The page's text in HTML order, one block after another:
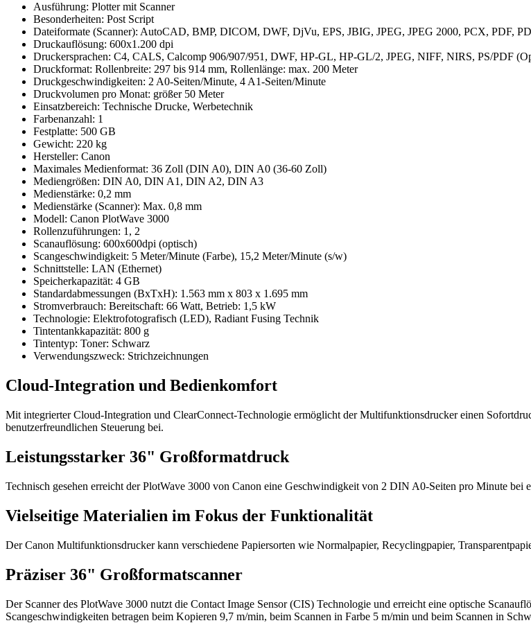
Ausführung: Plotter mit Scanner
Besonderheiten: Post Script
Dateiformate (Scanner): AutoCAD, BMP, DICOM, DWF, DjVu, EPS, JBIG, JPEG, JPEG 2000, PCX, PDF,
Druckauflösung: 600x1.200 dpi
Druckersprachen: C4, CALS, Calcomp 906/907/951, DWF, HP-GL, HP-GL/2, JPEG, NIFF, NIRS, PS/PDF
Druckformat: Rollenbreite: 297 bis 914 mm, Rollenlänge: max. 200 Meter
Druckgeschwindigkeiten: 2 A0-Seiten/Minute, 4 A1-Seiten/Minute
Druckvolumen pro Monat: größer 50 Meter
Einsatzbereich: Technische Drucke, Werbetechnik
Farbenanzahl: 1
Festplatte: 500 GB
Gewicht: 220 kg
Hersteller: Canon
Maximales Medienformat: 36 Zoll (DIN A0), DIN A0 (36-60 Zoll)
Mediengrößen: DIN A0, DIN A1, DIN A2, DIN A3
Medienstärke: 0,2 mm
Medienstärke (Scanner): Max. 0,8 mm
Modell: Canon PlotWave 3000
Rollenzuführungen: 1, 2
Scanauflösung: 600x600dpi (optisch)
Scangeschwindigkeit: 5 Meter/Minute (Farbe), 15,2 Meter/Minute (s/w)
Schnittstelle: LAN (Ethernet)
Speicherkapazität: 4 GB
Standardabmessungen (BxTxH): 1.563 mm x 803 x 1.695 mm
Stromverbrauch: Bereitschaft: 66 Watt, Betrieb: 1,5 kW
Technologie: Elektrofotografisch (LED), Radiant Fusing Technik
Tintentankkapazität: 800 g
Tintentyp: Toner: Schwarz
Verwendungszweck: Strichzeichnungen
Cloud-Integration und Bedienkomfort
Mit integrierter Cloud-Integration und ClearConnect-Technologie ermöglicht der Multifunktionsdrucker einen
benutzerfreundlichen Steuerung bei.
Leistungsstarker 36" Großformatdruck
Technisch gesehen erreicht der PlotWave 3000 von Canon eine Geschwindigkeit von 2 DIN A0-Seiten pro Minute
Vielseitige Materialien im Fokus der Funktionalität
Der Canon Multifunktionsdrucker kann verschiedene Papiersorten wie Normalpapier, Recyclingpapier,
Präziser 36" Großformatscanner
Der Scanner des PlotWave 3000 nutzt die Contact Image Sensor (CIS) Technologie und erreicht eine optische
Scangeschwindigkeiten betragen beim Kopieren 9,7 m/min, beim Scannen in Farbe 5 m/min und beim Scannen in